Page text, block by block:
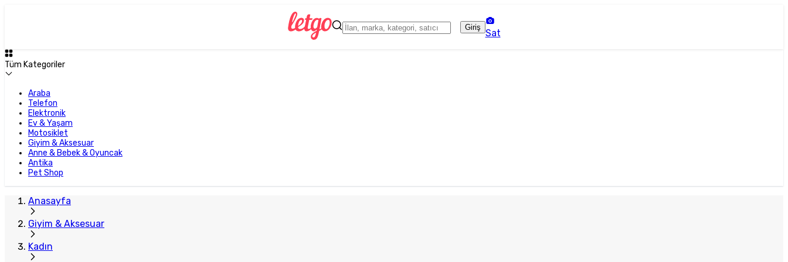
Giriş
Sat
Tüm Kategoriler
Araba
Telefon
Elektronik
Ev & Yaşam
Motosiklet
Giyim & Aksesuar
Anne & Bebek & Oyuncak
Antika
Pet Shop
Anasayfa
Giyim & Aksesuar
Kadın